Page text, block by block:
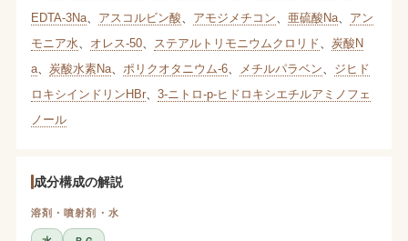
EDTA-3Na、 アスコルビン酸 アモジメチコン 亜硫酸Na、 アン
モニア水
オレス-50、 ステアルトリモニウムクロリド
炭酸N
a、 炭酸水素Na、 ポリクオタニウム-6、 メチルパラベン
ジヒド
ロキシインドリンHBr、 3-ニトロ-p-ヒドロキシエチルアミノフェ
ノール
成分構成の解説
溶剤・噴射剤・水